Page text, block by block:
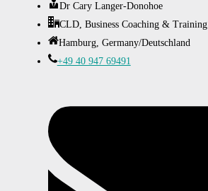
Dr Cary Langer-Donohoe
CLD, Business Coaching & Training
Hamburg, Germany/Deutschland
+49 40 947 69491